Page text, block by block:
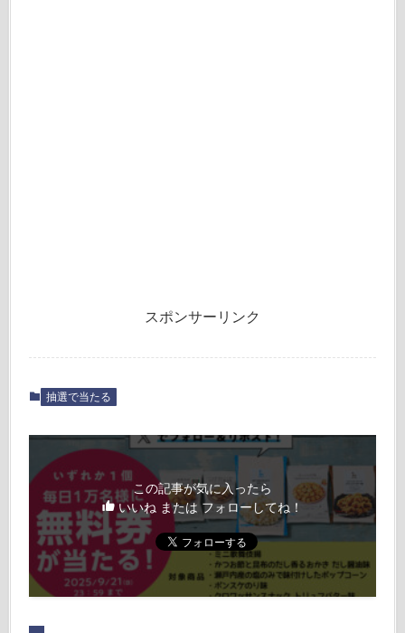
スポンサーリンク
抽選で当たる
この記事が気に入ったら
いいね または フォローしてね！